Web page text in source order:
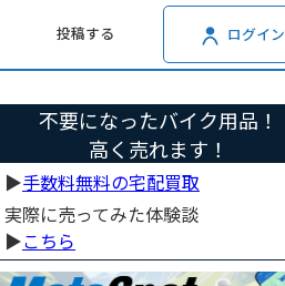
投稿する ログイン
不要になったバイク用品！
高く売れます！
▶︎手数料無料の宅配買取
実際に売ってみた体験談
▶︎こちら